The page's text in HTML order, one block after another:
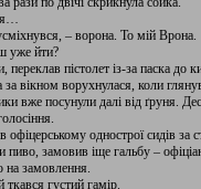
– ворона. То мій Врона.
уже йти?
переклав пістолет із-за паска до
за вікном ворухнулася, коли
вже посунули далі від ґруня.
офіцерському однострої сидів
пиво, замовив іще гальбу –
на замовлення.
ткався густий гамір.